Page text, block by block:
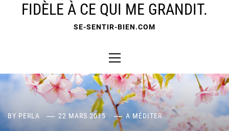
FIDÈLE À CE QUI ME GRANDIT.
SE-SENTIR-BIEN.COM
Menu
BY PERLA 22 MARS 2015 A MÉDITER